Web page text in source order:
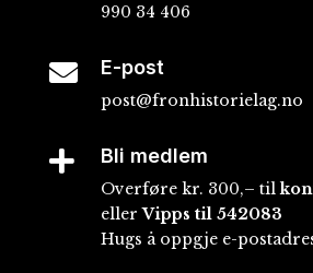
990 34 406
 E-post
post@fronhistorielag.no
 Bli medlem
Overføre kr. 300,– til
ellerVipps til 542083
Hugs å oppgje e-